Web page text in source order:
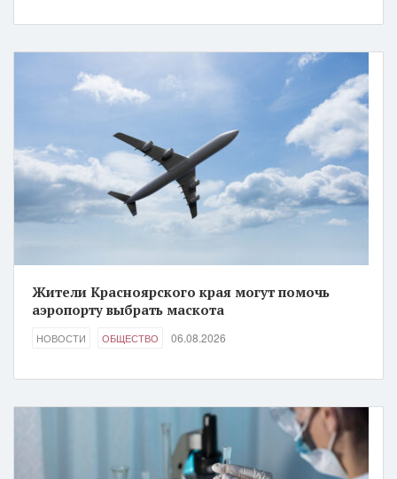
Жители Красноярского края могут помочь
аэропорту выбрать маскота
НОВОСТИ ОБЩЕСТВО 06.08.2026